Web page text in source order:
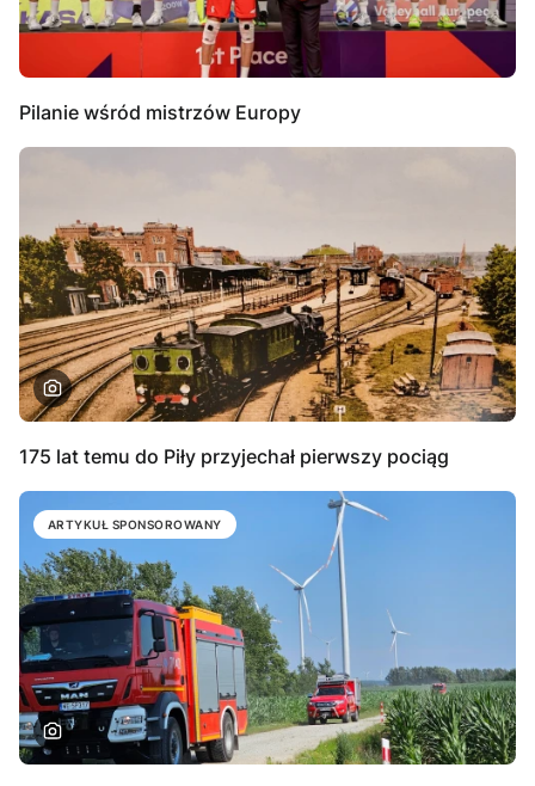
Pilanie wśród mistrzów Europy
175 lat temu do Piły przyjechał pierwszy pociąg
ARTYKUŁ SPONSOROWANY